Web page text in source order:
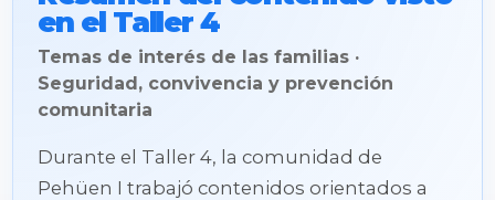
en el Taller 4
Temas de interés de las familias ·
Seguridad, convivencia y prevención
comunitaria
Durante el Taller 4, la comunidad de
Pehüen I trabajó contenidos orientados a